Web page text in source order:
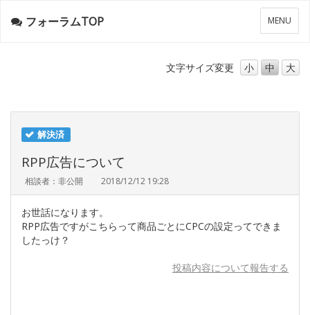
メ
ニ
ー
MENU
フォーラムTOP
文字サイズ変更 小 中 大
解決済
RPP広告について
相談者：非公開 2018/12/12 19:28
お世話になります。
RPP広告ですがこちらって商品ごとにCPCの設定ってできま
したっけ？
投稿内容について報告する